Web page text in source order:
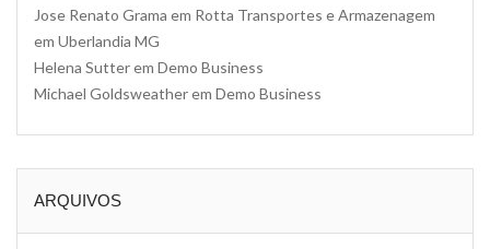
Jose Renato Grama em Rotta Transportes e Armazenagem
em Uberlandia MG
Helena Sutterem Demo Business
Michael Goldsweatherem Demo Business
ARQUIVOS